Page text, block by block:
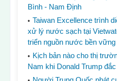
Bình - Nam Định
Taiwan Excellence trình
xử lý nước sạch tại
triển nguồn nước bền vững
Kịch bản nào cho thị
Nam khi Donald Trump